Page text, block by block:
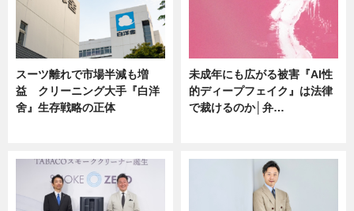
スーツ離れで市場半減も増
益 クリーニング大手『白洋
舍』生存戦略の正体
未成年にも広がる被害『AI性
的ディープフェイク』は法律
で裁けるのか│弁…